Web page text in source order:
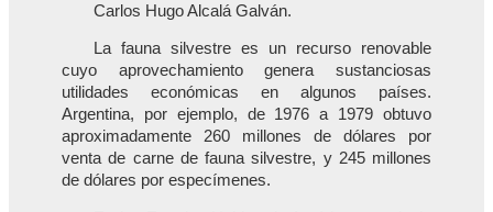
Carlos Hugo Alcalá Galván.
La fauna silvestre es un recurso renovable
cuyo aprovechamiento genera sustanciosas
utilidades económicas en algunos países.
Argentina, por ejemplo, de 1976 a 1979 obtuvo
aproximadamente 260 millones de dólares por
venta de carne de fauna silvestre, y 245 millones
de dólares por especímenes.